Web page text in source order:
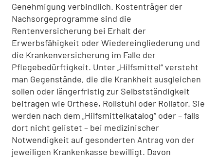
Genehmigung verbindlich. Kostenträger der
Nachsorgeprogramme sind die
Rentenversicherung bei Erhalt der
Erwerbsfähigkeit oder Wiedereingliederung und
die Krankenversicherung im Falle der
Pflegebedürftigkeit. Unter „Hilfsmittel“ versteht
man Gegenstände, die die Krankheit ausgleichen
sollen oder längerfristig zur Selbstständigkeit
beitragen wie Orthese, Rollstuhl oder Rollator. Sie
werden nach dem „Hilfsmittelkatalog“ oder – falls
dort nicht gelistet – bei medizinischer
Notwendigkeit auf gesonderten Antrag von der
jeweiligen Krankenkasse bewilligt. Davon